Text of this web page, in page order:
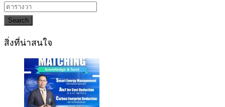
Search
สิ่งที่น่าสนใจ